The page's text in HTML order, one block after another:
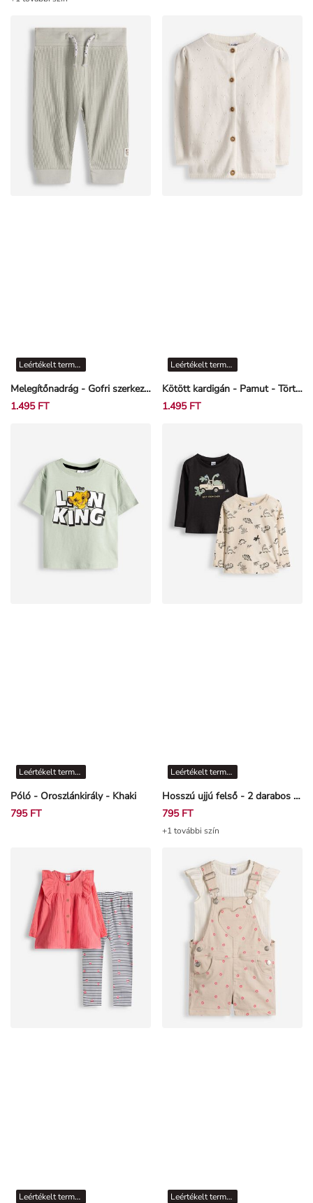
Melegítőnadrág - Gofri szerkezet - Világos zöld
Leértékelt termékek
1.495 FT
Kötött kardigán - Pamut - Törtfehér
Leértékelt termékek
1.495 FT
Póló - Oroszlánkirály - Khaki
Leértékelt termékek
795 FT
Hosszú ujjú felső - 2 darabos csomag
Leértékelt termékek
795 FT
+1 további szín
Leértékelt termékek Leértékelt termékek